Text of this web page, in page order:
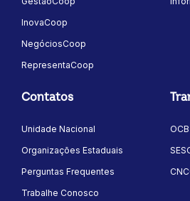
InovaCoop
NegóciosCoop
RepresentaCoop
Contatos
Unidade Nacional
Organizações Estaduais
Perguntas Frequentes
Trabalhe Conosco
OCB